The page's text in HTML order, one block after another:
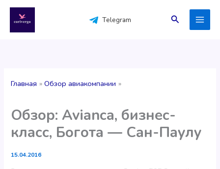
содержимому
Telegram Поиск
Главная Обзор авиакомпании
Обзор: Avianca, бизнес-
класс, Богота — Сан-Паулу
15.04.2016